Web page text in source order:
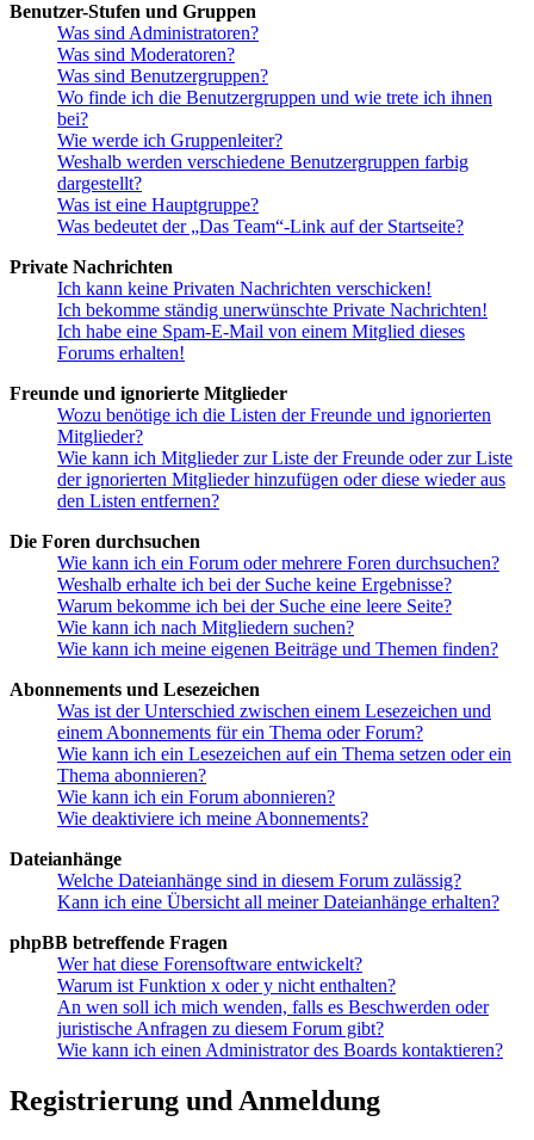
Benutzer-Stufen und Gruppen
Was sind Administratoren?
Was sind Moderatoren?
Was sind Benutzergruppen?
Wo finde ich die Benutzergruppen und wie trete ich ihnen
bei?
Wie werde ich Gruppenleiter?
Weshalb werden verschiedene Benutzergruppen farbig
dargestellt?
Was ist eine Hauptgruppe?
Was bedeutet der „Das Team“-Link auf der Startseite?
Private Nachrichten
Ich kann keine Privaten Nachrichten verschicken!
Ich bekomme ständig unerwünschte Private Nachrichten!
Ich habe eine Spam-E-Mail von einem Mitglied dieses
Forums erhalten!
Freunde und ignorierte Mitglieder
Wozu benötige ich die Listen der Freunde und ignorierten
Mitglieder?
Wie kann ich Mitglieder zur Liste der Freunde oder zur Liste
der ignorierten Mitglieder hinzufügen oder diese wieder aus
den Listen entfernen?
Die Foren durchsuchen
Wie kann ich ein Forum oder mehrere Foren durchsuchen?
Weshalb erhalte ich bei der Suche keine Ergebnisse?
Warum bekomme ich bei der Suche eine leere Seite?
Wie kann ich nach Mitgliedern suchen?
Wie kann ich meine eigenen Beiträge und Themen finden?
Abonnements und Lesezeichen
Was ist der Unterschied zwischen einem Lesezeichen und
einem Abonnements für ein Thema oder Forum?
Wie kann ich ein Lesezeichen auf ein Thema setzen oder ein
Thema abonnieren?
Wie kann ich ein Forum abonnieren?
Wie deaktiviere ich meine Abonnements?
Dateianhänge
Welche Dateianhänge sind in diesem Forum zulässig?
Kann ich eine Übersicht all meiner Dateianhänge erhalten?
phpBB betreffende Fragen
Wer hat diese Forensoftware entwickelt?
Warum ist Funktion x oder y nicht enthalten?
An wen soll ich mich wenden, falls es Beschwerden oder
juristische Anfragen zu diesem Forum gibt?
Wie kann ich einen Administrator des Boards kontaktieren?
Registrierung und Anmeldung